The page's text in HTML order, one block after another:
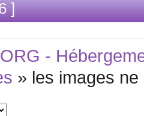
]
-
» les images